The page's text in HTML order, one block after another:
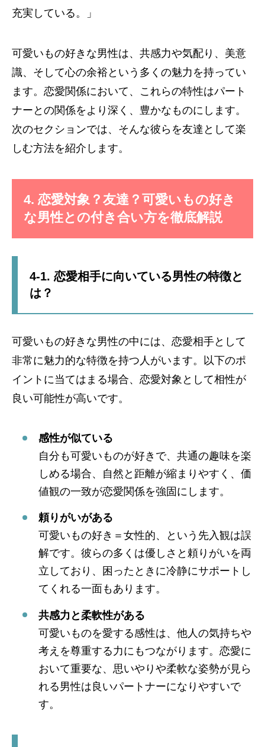
充実している。」
可愛いもの好きな男性は、共感力や気配り、美意
識、そして心の余裕という多くの魅力を持ってい
ます。恋愛関係において、これらの特性はパート
ナーとの関係をより深く、豊かなものにします。
次のセクションでは、そんな彼らを友達として楽
しむ方法を紹介します。
4. 恋愛対象？友達？可愛いもの好き
な男性との付き合い方を徹底解説
4-1. 恋愛相手に向いている男性の特徴と
は？
可愛いもの好きな男性の中には、恋愛相手として
非常に魅力的な特徴を持つ人がいます。以下のポ
イントに当てはまる場合、恋愛対象として相性が
良い可能性が高いです。
感性が似ている
自分も可愛いものが好きで、共通の趣味を楽
しめる場合、自然と距離が縮まりやすく、価
値観の一致が恋愛関係を強固にします。
頼りがいがある
可愛いもの好き＝女性的、という先入観は誤
解です。彼らの多くは優しさと頼りがいを両
立しており、困ったときに冷静にサポートし
てくれる一面もあります。
共感力と柔軟性がある
可愛いものを愛する感性は、他人の気持ちや
考えを尊重する力にもつながります。恋愛に
おいて重要な、思いやりや柔軟な姿勢が見ら
れる男性は良いパートナーになりやすいで
す。